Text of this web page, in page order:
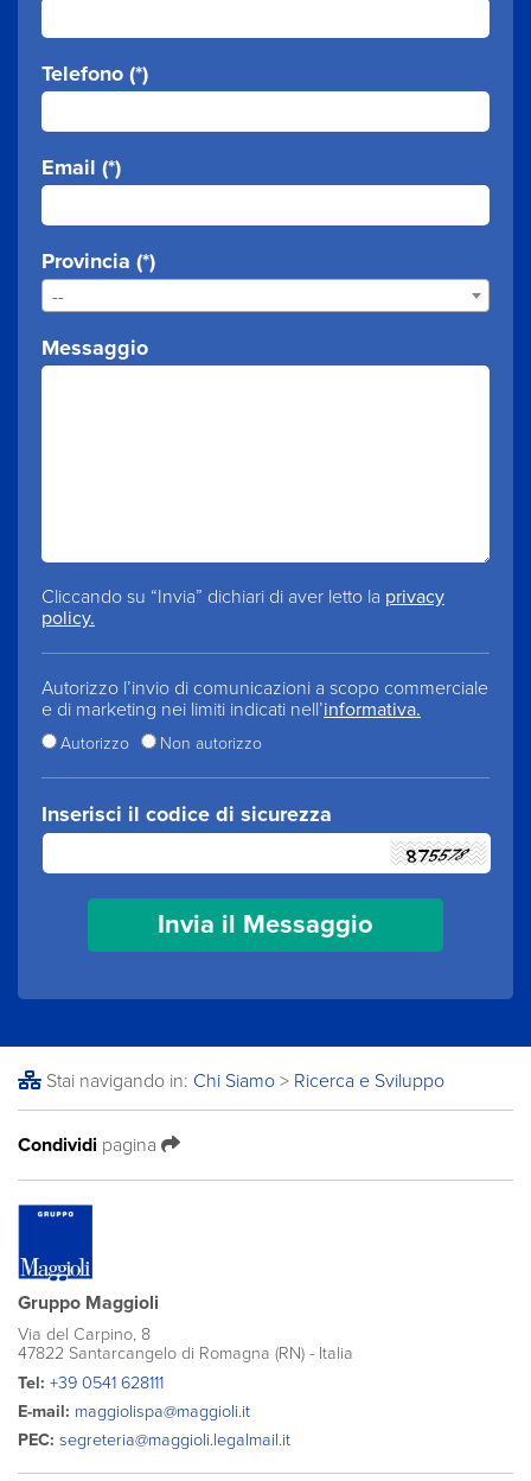
Telefono (*)
Email (*)
Provincia (*)
--
Messaggio
Cliccando su “Invia” dichiari di aver letto la privacy
policy.
Autorizzo l’invio di comunicazioni a scopo commerciale
e di marketing nei limiti indicati nell’informativa.
Autorizzo Non autorizzo
Inserisci il codice di sicurezza
Stai navigando in: Chi Siamo > Ricerca e Sviluppo
Condividi pagina
Gruppo Maggioli
Via del Carpino, 8
47822 Santarcangelo di Romagna (RN) - Italia
Tel: +39 0541 628111
E-mail: maggiolispa@maggioli.it
PEC: segreteria@maggioli.legalmail.it